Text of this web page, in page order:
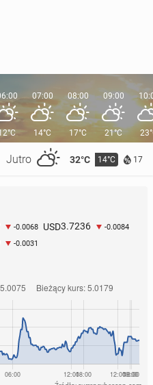
Jutro 32°C 14°C 17
07:00
14°C
08:00
17°C
09:00
21°C
-0.0068 USD3.7236 -0.0084
-0.0031